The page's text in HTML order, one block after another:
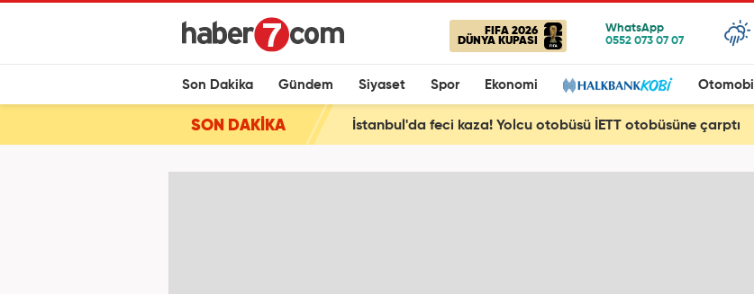
FIFA 2026
DÜNYA KUPASI
Son Dakika Gündem Siyaset Spor Ekonomi Otomobil
SON DAKİKA İstanbul'da feci kaza! Yolcu otobüsü İETT otobüsüne çarptı